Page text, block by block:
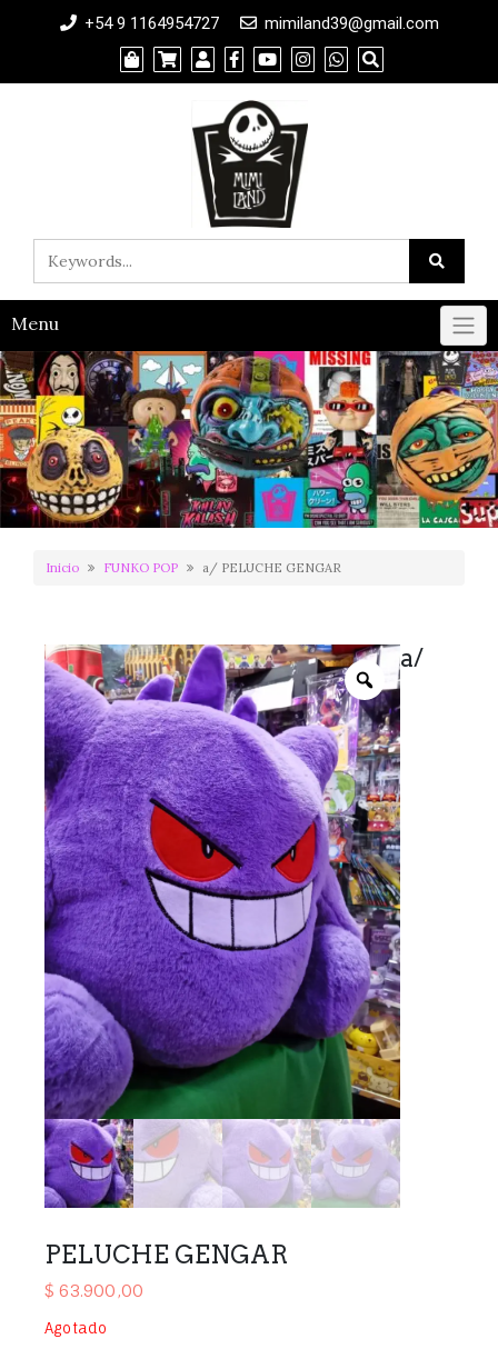
+54 9 1164954727 mimiland39@gmail.com
Menu
Inicio FUNKO POP a/ PELUCHE GENGAR
a/
PELUCHE GENGAR
$ 63.900,00
Agotado